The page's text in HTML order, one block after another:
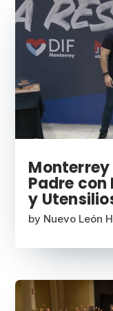
Monterrey
Padre con
y
by Nuevo León